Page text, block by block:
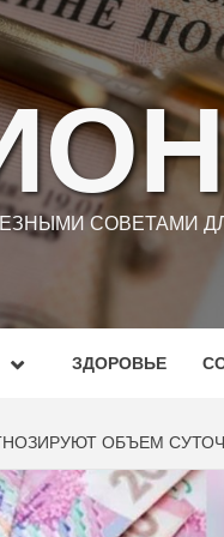
СОВЕТАМИ
ЗДОРОВЬЕ
ОБЪЕМ